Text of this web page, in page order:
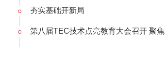
夯实基础开新局
第八届TEC技术点亮教育大会召开 聚焦